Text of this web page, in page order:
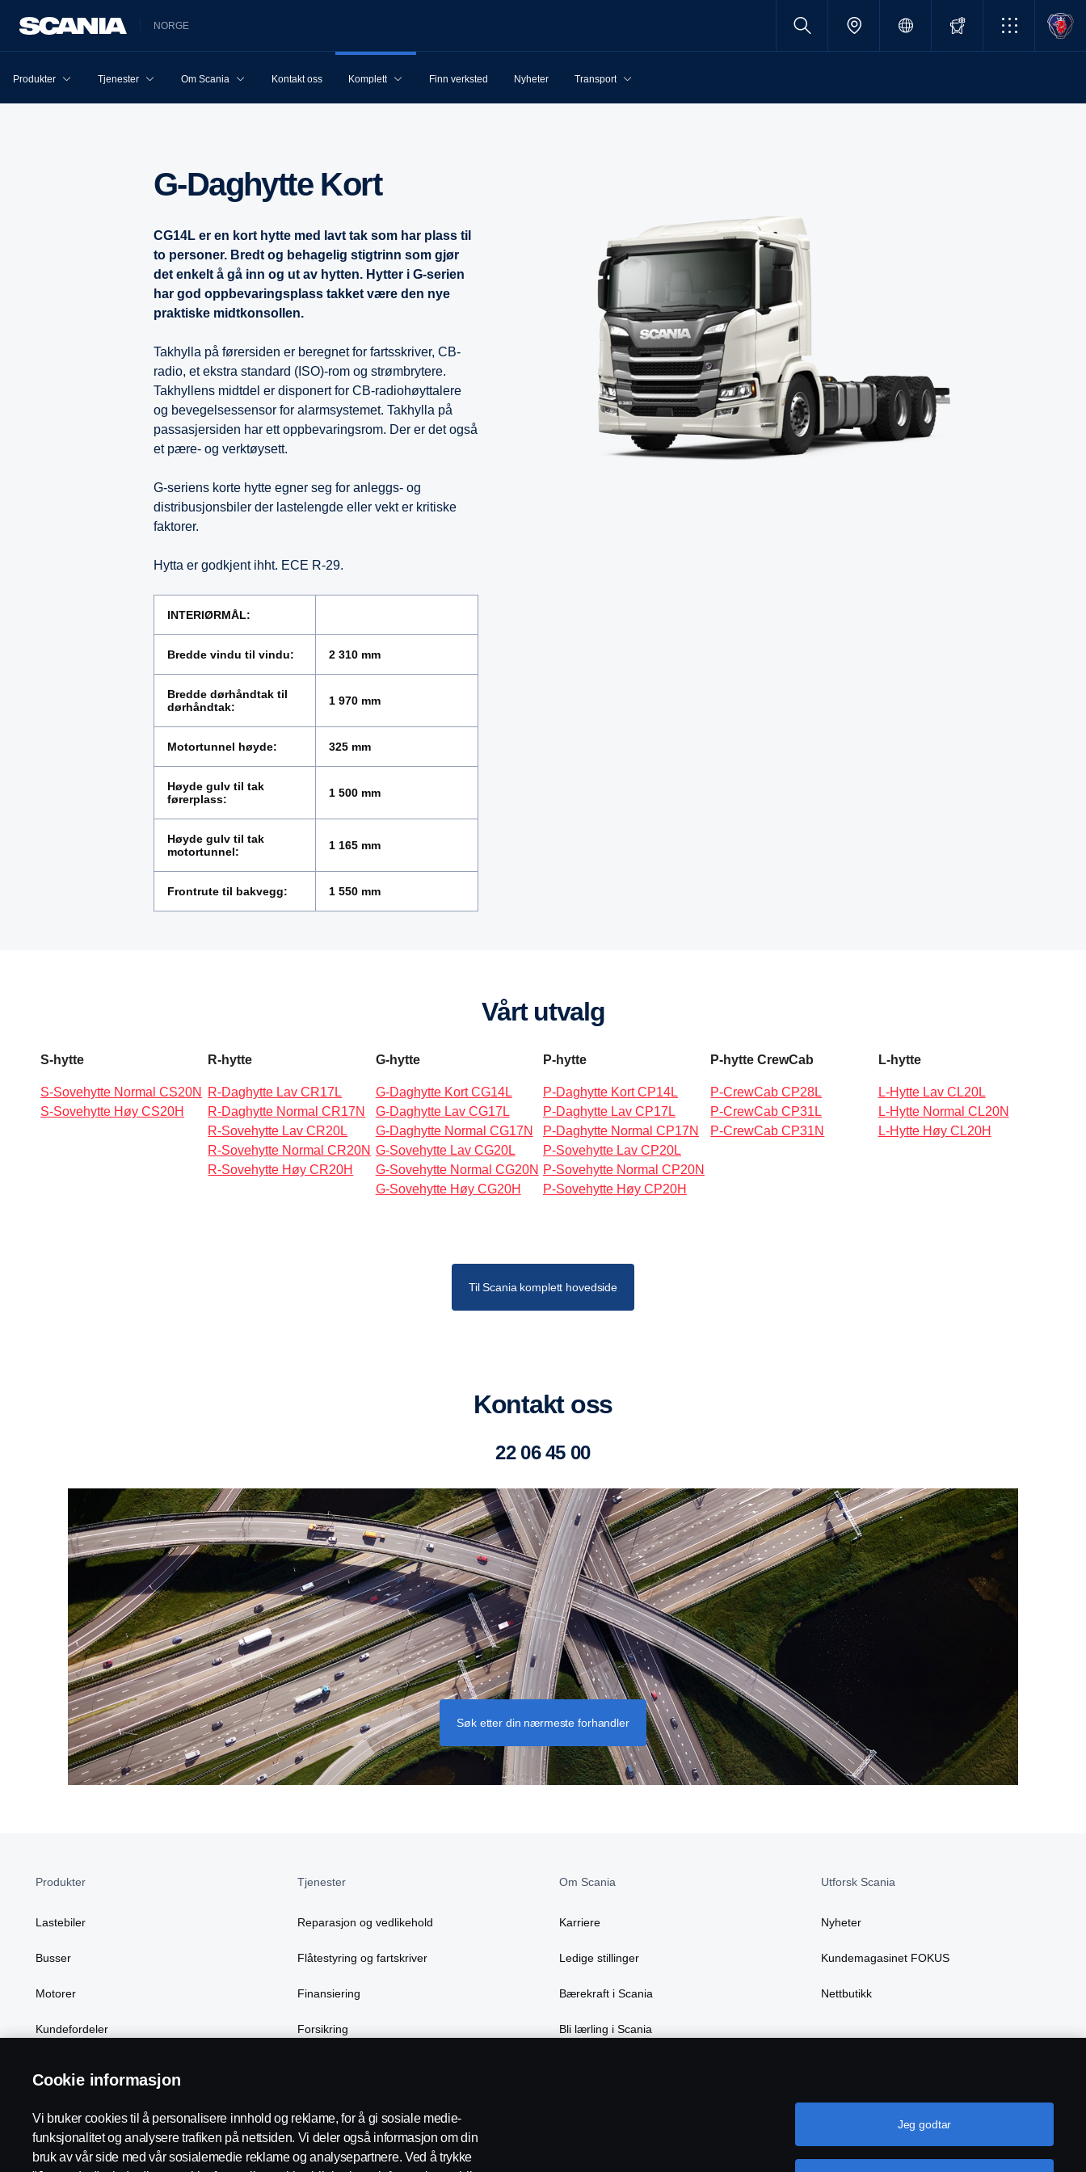
NORGE
Produkter Tjenester Om Scania Kontakt oss Komplett Finn verksted Nyheter Transport
G-Daghytte Kort
CG14L er en kort hytte med lavt tak som har plass til
to personer. Bredt og behagelig stigtrinn som gjør
det enkelt å gå inn og ut av hytten. Hytter i G-serien
har god oppbevaringsplass takket være den nye
praktiske midtkonsollen.
Takhylla på førersiden er beregnet for fartsskriver, CB-
radio, et ekstra standard (ISO)-rom og strømbrytere.
Takhyllens midtdel er disponert for CB-radiohøyttalere
og bevegelsessensor for alarmsystemet. Takhylla på
passasjersiden har ett oppbevaringsrom. Der er det også
et pære- og verktøysett.
G-seriens korte hytte egner seg for anleggs- og
distribusjonsbiler der lastelengde eller vekt er kritiske
faktorer.
Hytta er godkjent ihht. ECE R-29.
INTERIØRMÅL:
Bredde vindu til vindu: 2 310 mm
Bredde dørhåndtak til
dørhåndtak:
1 970 mm
Motortunnel høyde: 325 mm
Høyde gulv til tak
førerplass:
1 500 mm
Høyde gulv til tak
motortunnel:
1 165 mm
Frontrute til bakvegg: 1 550 mm
Vårt utvalg
S-hytte R-hytte G-hytte P-hytte P-hytte CrewCab L-hytte
S-Sovehytte Normal CS20N
S-Sovehytte Høy CS20H
R-Daghytte Lav CR17L
R-Daghytte Normal CR17N
R-Sovehytte Lav CR20L
R-Sovehytte Normal CR20N
R-Sovehytte Høy CR20H
G-Daghytte Kort CG14L
G-Daghytte Lav CG17L
G-Daghytte Normal CG17N
G-Sovehytte Lav CG20L
G-Sovehytte Normal CG20N
G-Sovehytte Høy CG20H
P-Daghytte Kort CP14L
P-Daghytte Lav CP17L
P-Daghytte Normal CP17N
P-Sovehytte Lav CP20L
P-Sovehytte Normal CP20N
P-Sovehytte Høy CP20H
P-CrewCab CP28L
P-CrewCab CP31L
P-CrewCab CP31N
L-Hytte Lav CL20L
L-Hytte Normal CL20N
L-Hytte Høy CL20H
Til Scania komplett hovedside
Kontakt oss
22 06 45 00
Søk etter din nærmeste forhandler
Produkter
Lastebiler
Busser
Motorer
Kundefordeler
Tjenester
Reparasjon og vedlikehold
Flåtestyring og fartskriver
Finansiering
Forsikring
Om Scania
Karriere
Ledige stillinger
Bærekraft i Scania
Bli lærling i Scania
Utforsk Scania
Nyheter
Kundemagasinet FOKUS
Nettbutikk
Scania in Your Region:
Cookie informasjon
Vi bruker cookies til å personalisere innhold og reklame, for å gi sosiale medie-
funksjonalitet og analysere trafiken på nettsiden. Vi deler også informasjon om din
bruk av vår side med vår sosialemedie reklame og analysepartnere. Ved å trykke
Jeg godtar